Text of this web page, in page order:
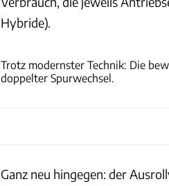
Hybride).
Trotz modernster Technik: Die
doppelter Spurwechsel.
Ganz neu hingegen: der